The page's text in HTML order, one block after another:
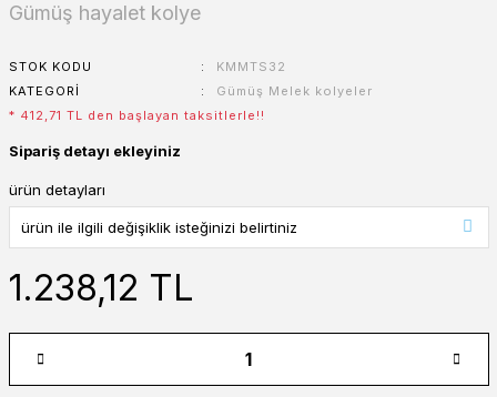
Gümüş hayalet kolye
STOK KODU
KMMTS32
KATEGORI
Gümüş Melek kolyeler
* 412,71 TL den başlayan taksitlerle!!
Sipariş detayı ekleyiniz
ürün detayları
1.238,12 TL